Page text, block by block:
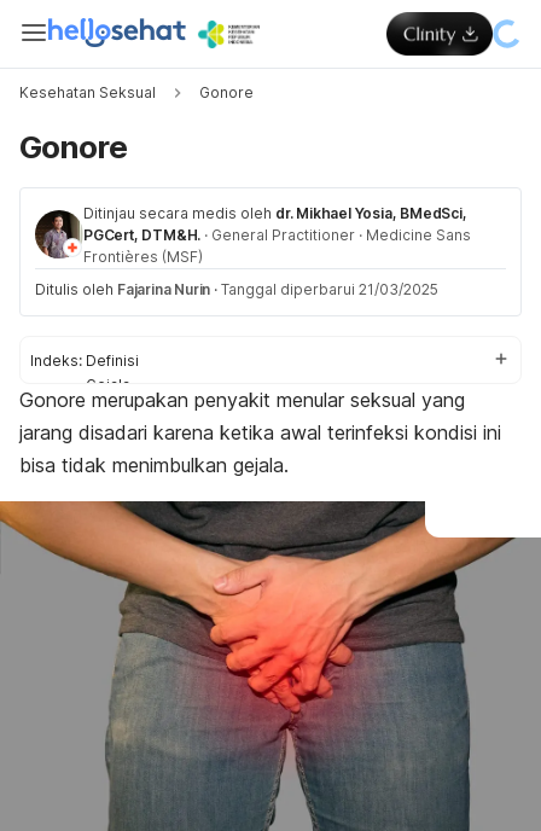
Kesehatan Seksual Gonore
Gonore
Ditinjau secara medis oleh dr. Mikhael Yosia, BMedSci,
PGCert, DTM&H. · General Practitioner · Medicine Sans
Frontières (MSF)
Ditulis oleh Fajarina Nurin · Tanggal diperbarui 21/03/2025
Indeks: Definisi
Gejala
Penyebab
Faktor risiko
Komplikasi
Pengobatan
Perawatan rumahan
Pencegahan
Gonore merupakan penyakit menular seksual yang
jarang disadari karena ketika awal terinfeksi kondisi ini
bisa tidak menimbulkan gejala.